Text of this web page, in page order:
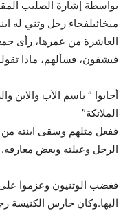
ميخائيل‪‬فجاء رجل وثني له
العاشرة
فيشفون، فسألهم، ماذا تقولون عندما‪
الملائكة”
‬الرجل وعيلته وبعض معارفه.
اليها‪.‬وكان حارس